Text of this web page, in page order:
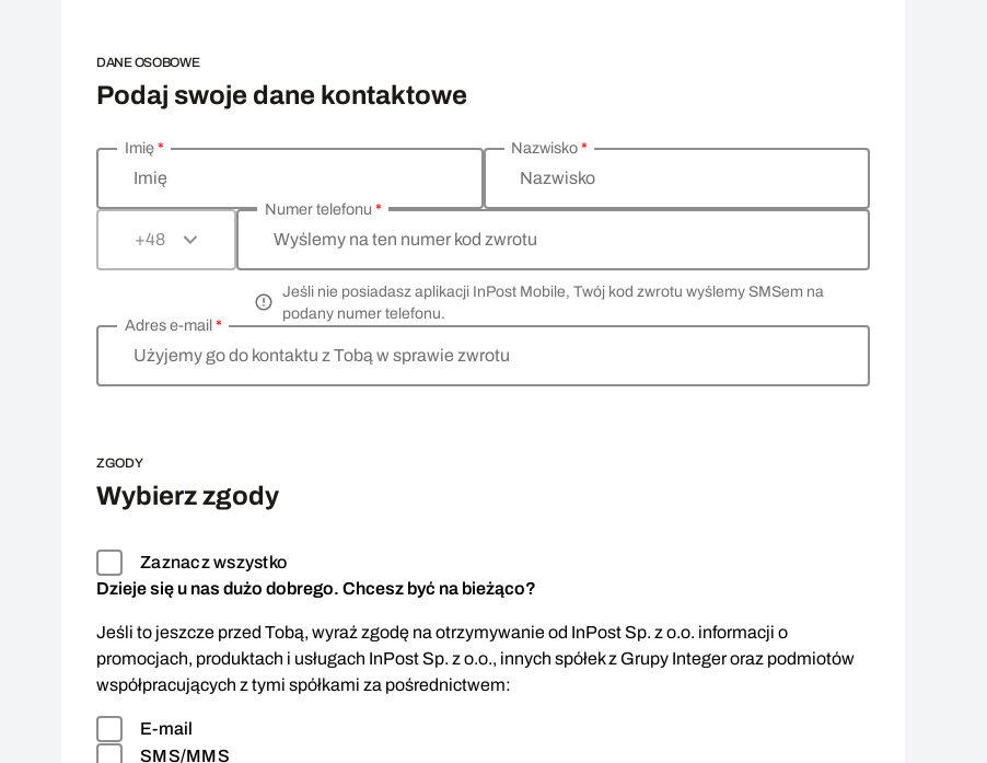
DANE OSOBOWE
Podaj swoje dane kontaktowe
Wprowadź swoje dane osobowe
Imię
Imię*
Nazwisko
Nazwisko*
+48 Wyślemy na ten numer kod zwrotu
Numer telefonu *
Jeśli nie posiadasz aplikacji InPost Mobile, Twój kod zwrotu wyślemy SMSem na
podany numer telefonu.
Użyjemy go do kontaktu z Tobą w sprawie zwrotu
Adres e-mail *
ZGODY
Wybierz zgody
Zaznacz wszystko
Dzieje się u nas dużo dobrego. Chcesz być na bieżąco?
Jeśli to jeszcze przed Tobą, wyraź zgodę na otrzymywanie od InPost Sp. z o.o. informacji o
promocjach, produktach i usługach InPost Sp. z o.o., innych spółek z Grupy Integer oraz podmiotów
współpracujących z tymi spółkami za pośrednictwem:
E-mail
SMS/MMS